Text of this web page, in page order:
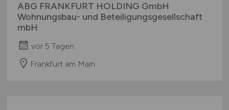
ABG FRANKFURT HOLDING GmbH
Wohnungsbau- und Beteiligungsgesellschaft
mbH
vor 5 Tagen
Frankfurt am Main